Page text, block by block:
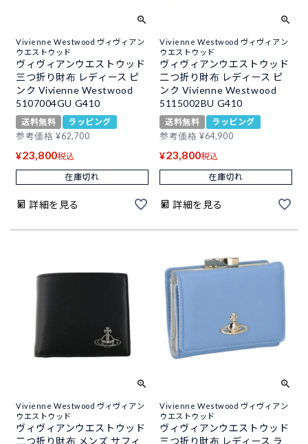
Vivienne Westwood ヴィヴィアン
ウエストウッド
ヴィヴィアンウエストウッド
三つ折り財布 レディース ピ
ンク Vivienne Westwood
5107004GU G410
送料無料
ラッピング
参考価格 ¥62,700
¥23,800税込
在庫切れ
詳細を見る
Vivienne Westwood ヴィヴィアン
ウエストウッド
ヴィヴィアンウエストウッド
二つ折り財布 レディース ピ
ンク Vivienne Westwood
5115002BU G410
送料無料
ラッピング
参考価格 ¥64,900
¥23,800税込
在庫切れ
詳細を見る
Vivienne Westwood ヴィヴィアン
ウエストウッド
ヴィヴィアンウエストウッド
二つ折り財布 メンズ サフィ
Vivienne Westwood ヴィヴィアン
ウエストウッド
ヴィヴィアンウエストウッド
三つ折り財布 レディース ラ